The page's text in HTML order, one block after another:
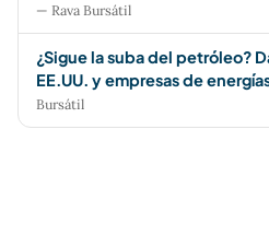
— Rava Bursátil
¿Sigue la suba del petróleo?
EE.UU. y empresas de
Bursátil